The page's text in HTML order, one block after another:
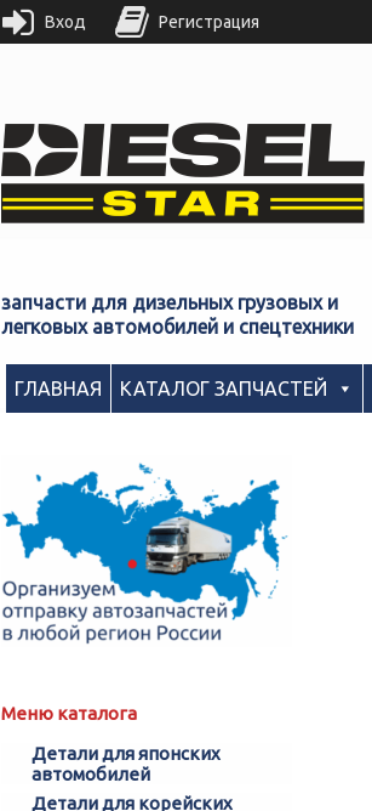
запчасти для дизельных грузовых и
легковых автомобилей и спецтехники
ГЛАВНАЯ КАТАЛОГ ЗАПЧАСТЕЙ
Меню каталога
Детали для японских
автомобилей
Детали для корейских
Вход Регистрация